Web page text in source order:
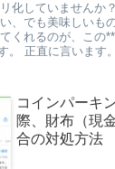
化していませんか
、でも美味しいも
くれるのが、この
。 正直に言います
コインパーキ
際、財布（現
合の対処方法